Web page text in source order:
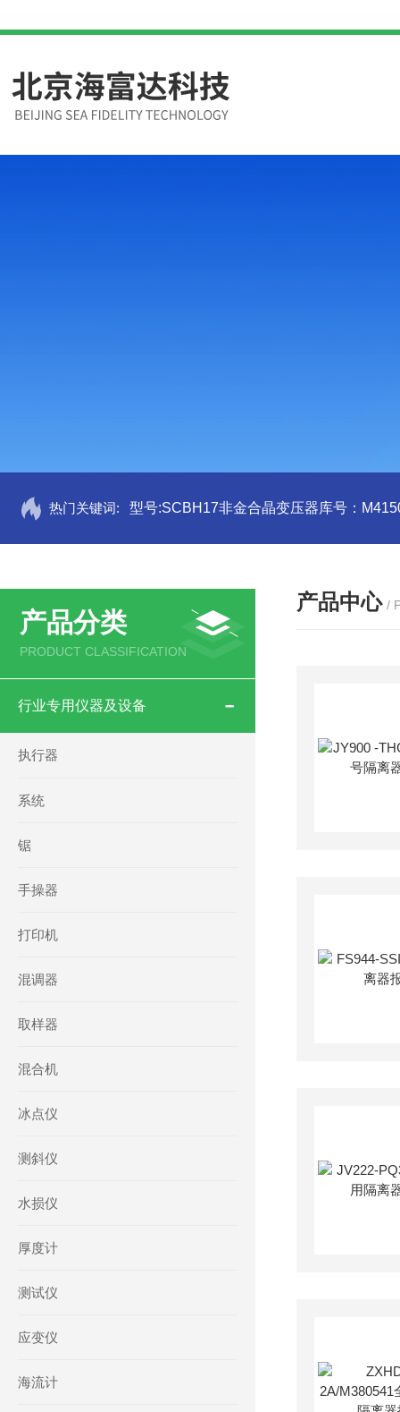
热门关键词: 型号:SCBH17非金合晶变压器库号：
产品分类
PRODUCT CLASSIFICATION
行业专用仪器及设备
执行器
系统
锯
手操器
打印机
混调器
取样器
混合机
冰点仪
测斜仪
水损仪
厚度计
测试仪
应变仪
海流计
产品中心 /